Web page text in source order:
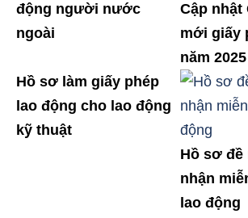
động người nước
ngoài
Cập nhật
mới giấy
năm 2025
Hồ sơ làm giấy phép
lao động cho lao động
kỹ thuật
Hồ sơ đề
nhận
lao động